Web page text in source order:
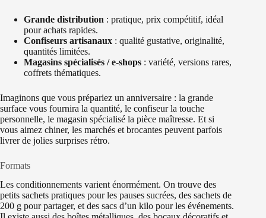
Grande distribution : pratique, prix compétitif, idéal
pour achats rapides.
Confiseurs artisanaux : qualité gustative, originalité,
quantités limitées.
Magasins spécialisés / e-shops : variété, versions rares,
coffrets thématiques.
Imaginons que vous prépariez un anniversaire : la grande
surface vous fournira la quantité, le confiseur la touche
personnelle, le magasin spécialisé la pièce maîtresse. Et si
vous aimez chiner, les marchés et brocantes peuvent parfois
livrer de jolies surprises rétro.
Formats
Les conditionnements varient énormément. On trouve des
petits sachets pratiques pour les pauses sucrées, des sachets de
200 g pour partager, et des sacs d’un kilo pour les événements.